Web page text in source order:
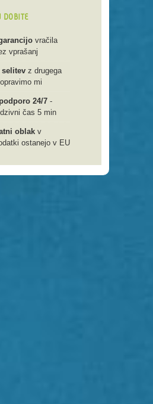
DOBITE
vračila
vprašanj
selitev z drugega
mi
24/7 -
čas 5 min
oblak v
ostanejo v EU